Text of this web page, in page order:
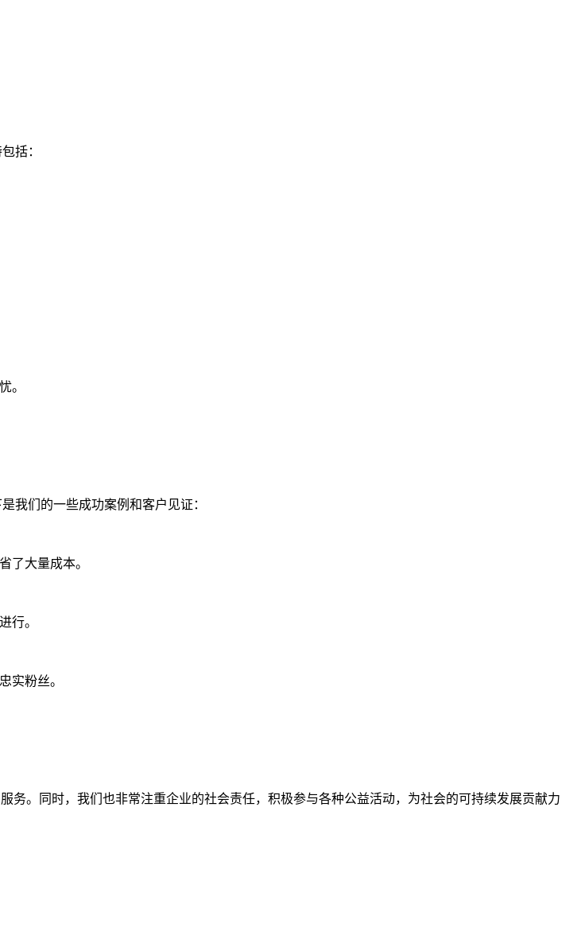
括：
。
我们的一些成功案例和客户见证：
了大量成本。
行。
实粉丝。
。同时，我们也非常注重企业的社会责任，积极参与各种公益活动，为社会的可持续发展贡献力